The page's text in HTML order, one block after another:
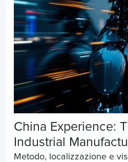
China Experience:
Industrial
Metodo, localizzazione e